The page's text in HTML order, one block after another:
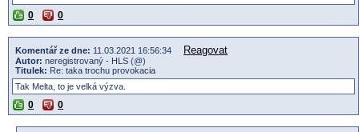
0 0
Komentář ze dne: 11.03.2021 16:56:34 Reagovat
Autor: neregistrovaný - HLS (@)
Titulek: Re: taka trochu provokacia
Tak Melta, to je velká výzva.
0 0